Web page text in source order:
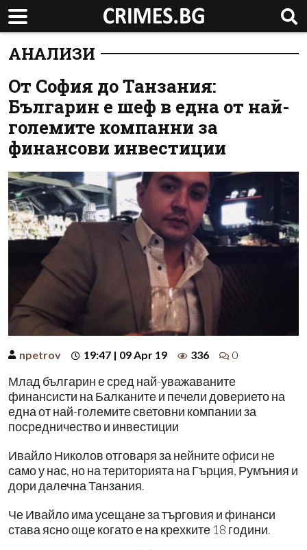
АНАЛИЗИ
От София до Танзания:
Българин е шеф в една от най-
големите компанни за
финансови инвестиции
npetrov 19:47 | 09 Apr 19 336 0
Млад българин е сред най-уважаваните
финансисти на Балканите и печели доверието на
една от най-големите световни компании за
посредничество и инвестиции
Ивайло Николов отговаря за нейните офиси не
само у нас, но на територията на Гърция, Румъния и
дори далечна Танзания.
Че Ивайло има усещане за търговия и финанси
става ясно още когато е на крехките 18 години.